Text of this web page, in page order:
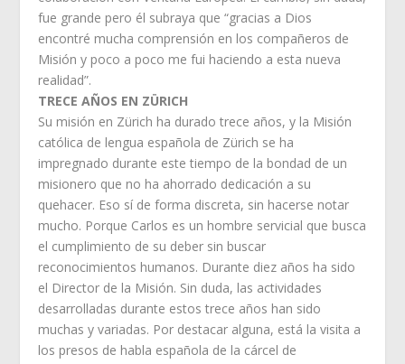
fue grande pero él subraya que “gracias a Dios
encontré mucha comprensión en los compañeros de
Misión y poco a poco me fui haciendo a esta nueva
realidad”.
TRECE AÑOS EN ZÜRICH
Su misión en Zürich ha durado trece años, y la Misión
católica de lengua española de Zürich se ha
impregnado durante este tiempo de la bondad de un
misionero que no ha ahorrado dedicación a su
quehacer. Eso sí de forma discreta, sin hacerse notar
mucho. Porque Carlos es un hombre servicial que busca
el cumplimiento de su deber sin buscar
reconocimientos humanos. Durante diez años ha sido
el Director de la Misión. Sin duda, las actividades
desarrolladas durante estos trece años han sido
muchas y variadas. Por destacar alguna, está la visita a
los presos de habla española de la cárcel de